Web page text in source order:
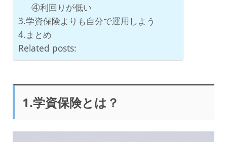
④利回りが低い
3.学資保険よりも自分で運用しよう
4.まとめ
Related posts:
1.学資保険とは？